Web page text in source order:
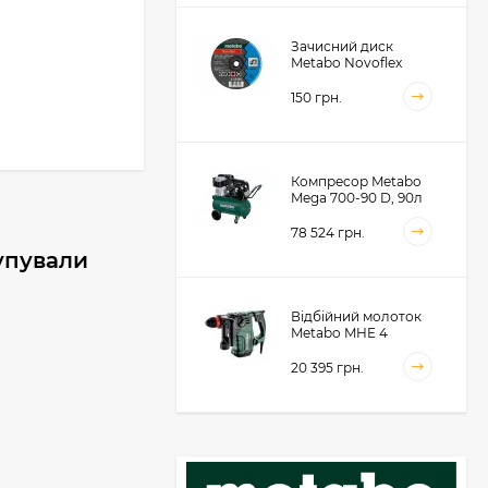
Зачисний диск
Metabo Novoflex
(616468000)
150 грн.
Компресор Metabo
Mega 700-90 D, 90л
78 524 грн.
Відбійний молоток
Metabo MHE 4
20 395 грн.
фрезер для обробки
металевих крайок